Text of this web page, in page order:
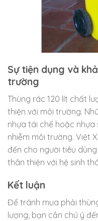
Sự tiện dụng và
trường
Thùng rác 120 lít chất
thiện với môi trường.
nhựa tái chế hoặc nhựa
nhiễm môi trường. Việt
đến cho người tiêu
thân thiện với hệ sinh
Kết luận
Để tránh mua phải
lượng, bạn cần chú ý